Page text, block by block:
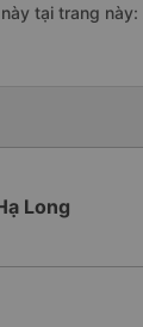
tại trang này:
Long